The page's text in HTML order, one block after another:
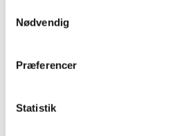
Nødvendig
Præferencer
Statistik
2017 (167)
oktober (13)
august (12)